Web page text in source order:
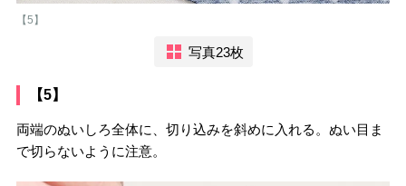
【5】
写真23枚
【5】
両端のぬいしろ全体に、切り込みを斜めに入れる。ぬい目ま
で切らないように注意。